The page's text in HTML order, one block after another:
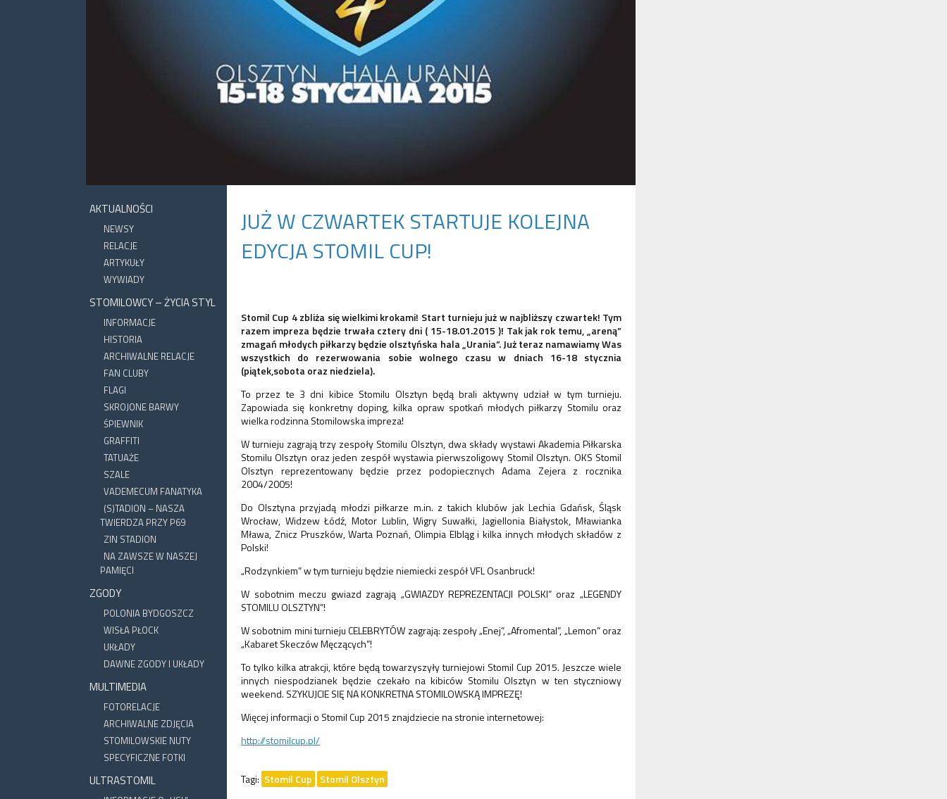
AKTUALNOŚCI
NEWSY
RELACJE
ARTYKUŁY
WYWIADY
STOMILOWCY – ŻYCIA STYL
INFORMACJE
HISTORIA
ARCHIWALNE RELACJE
FAN CLUBY
FLAGI
SKROJONE BARWY
ŚPIEWNIK
GRAFFITI
TATUAŻE
SZALE
VADEMECUM FANATYKA
(S)TADION – NASZA
TWIERDZA PRZY P69
ZIN STADION
NA ZAWSZE W NASZEJ
PAMIĘCI
ZGODY
POLONIA BYDGOSZCZ
WISŁA PŁOCK
UKŁADY
DAWNE ZGODY I UKŁADY
MULTIMEDIA
FOTORELACJE
ARCHIWALNE ZDJĘCIA
STOMILOWSKIE NUTY
SPECYFICZNE FOTKI
ULTRASTOMIL
JUŻ W CZWARTEK STARTUJE KOLEJNA
EDYCJA STOMIL CUP!
Stomil Cup 4 zbliża się wielkimi krokami! Start turnieju już w najbliższy czwartek! Tym
razem impreza będzie trwała cztery dni ( 15-18.01.2015 )! Tak jak rok temu, „areną”
zmagań młodych piłkarzy będzie olsztyńska hala „Urania”. Już teraz namawiamy Was
wszystkich do rezerwowania sobie wolnego czasu w dniach 16-18 stycznia
(piątek,sobota oraz niedziela).
To przez te 3 dni kibice Stomilu Olsztyn będą brali aktywny udział w tym turnieju.
Zapowiada się konkretny doping, kilka opraw spotkań młodych piłkarzy Stomilu oraz
wielka rodzinna Stomilowska impreza!
W turnieju zagrają trzy zespoły Stomilu Olsztyn, dwa składy wystawi Akademia Piłkarska
Stomilu Olsztyn oraz jeden zespół wystawia pierwszoligowy Stomil Olsztyn. OKS Stomil
Olsztyn reprezentowany będzie przez podopiecznych Adama Zejera z rocznika
2004/2005!
Do Olsztyna przyjadą młodzi piłkarze m.in. z takich klubów jak Lechia Gdańsk, Śląsk
Wrocław, Widzew Łódź, Motor Lublin, Wigry Suwałki, Jagiellonia Białystok, Mławianka
Mława, Znicz Pruszków, Warta Poznań, Olimpia Elbląg i kilka innych młodych składów z
Polski!
„Rodzynkiem” w tym turnieju będzie niemiecki zespół VFL Osanbruck!
W sobotnim meczu gwiazd zagrają „GWIAZDY REPREZENTACJI POLSKI” oraz „LEGENDY
STOMILU OLSZTYN”!
W sobotnim mini turnieju CELEBRYTÓW zagrają: zespoły „Enej”, „Afromental”, „Lemon” oraz
„Kabaret Skeczów Męczących”!
To tylko kilka atrakcji, które będą towarzyszyły turniejowi Stomil Cup 2015. Jeszcze wiele
innych niespodzianek będzie czekało na kibiców Stomilu Olsztyn w ten styczniowy
weekend. SZYKUJCIE SIĘ NA KONKRETNA STOMILOWSKĄ IMPREZĘ!
Więcej informacji o Stomil Cup 2015 znajdziecie na stronie internetowej:
http://stomilcup.pl/
Tagi: Stomil Cup Stomil Olsztyn